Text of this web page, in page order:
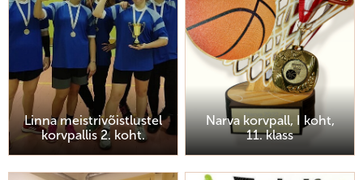
Linna meistrivõistlustel
korvpallis 2. koht.
Narva korvpall, I koht,
11. klass